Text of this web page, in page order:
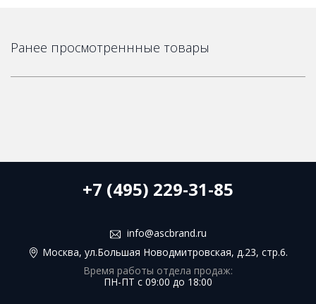
Ранее просмотреннные товары
+7 (495) 229-31-85
info@ascbrand.ru
Москва, ул.Большая Новодмитровская, д.23, стр.6.
Время работы отдела продаж:
ПН-ПТ с 09:00 до 18:00